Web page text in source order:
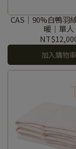
CAS｜90%白鴨羽
暖｜單人
加入購物車